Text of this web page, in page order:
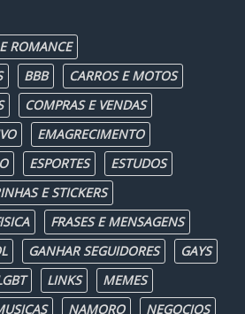
ROMANCE
BBB
CARROS E MOTOS
COMPRAS E VENDAS
EMAGRECIMENTO
ESPORTES
ESTUDOS
E STICKERS
FRASES E MENSAGENS
GANHAR SEGUIDORES
GAYS
LINKS
MEMES
NAMORO
NEGOCIOS